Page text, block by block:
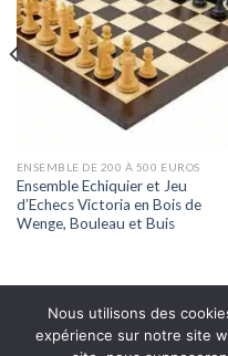
ENSEMBLE DE 200 À 500 EUROS
Ensemble Echiquier et Jeu
d’Echecs Victoria en Bois de
Wenge, Bouleau et Buis
Nous utilisons des
expérience sur notre site